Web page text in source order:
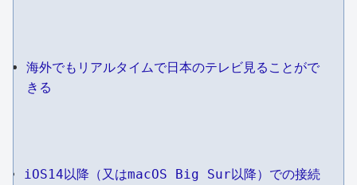
海外でもリアルタイムで日本のテレビ見ることがで
きる
iOS14以降（又はmacOS Big Sur以降）での接続